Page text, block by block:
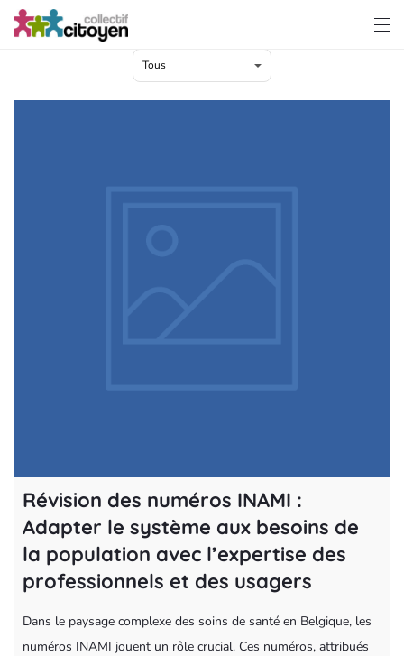
Révision des numéros INAMI :
Adapter le système aux besoins de
la population avec l’expertise des
professionnels et des usagers
Dans le paysage complexe des soins de santé en Belgique, les
numéros INAMI jouent un rôle crucial. Ces numéros, attribués